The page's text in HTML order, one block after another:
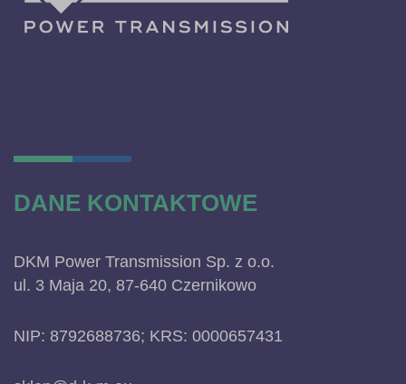
DANE KONTAKTOWE
DKM Power Transmission Sp. z o.o.
ul. 3 Maja 20, 87-640 Czernikowo
NIP: 8792688736; KRS: 0000657431